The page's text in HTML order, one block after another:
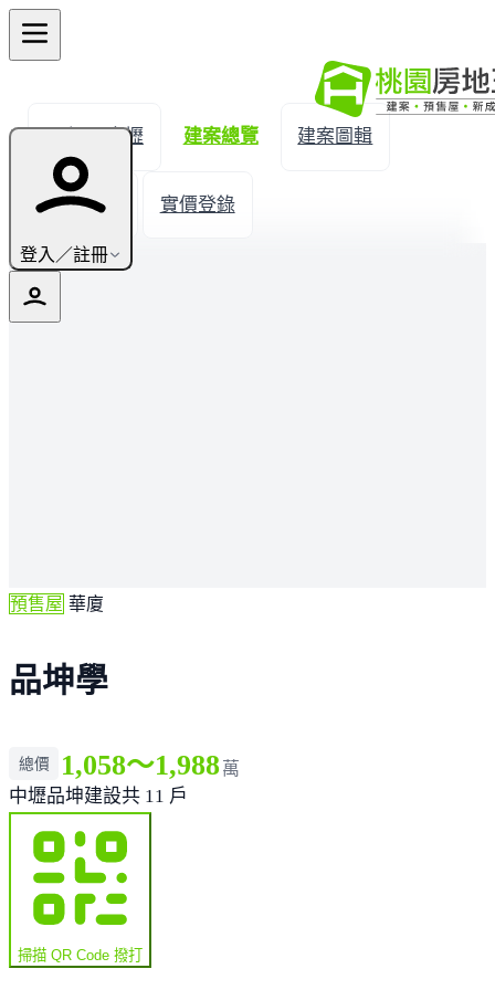
登入／註冊
← 返回中壢 建案總覽 建案圖輯
生活機能 實價登錄
預售屋 華廈
品坤學
總價 1,058～1,988萬
中壢品坤建設共 11 戶
掃描 QR Code 撥打